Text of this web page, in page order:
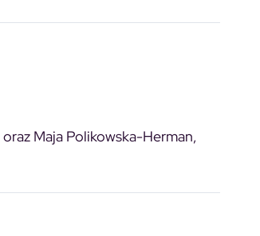
oraz Maja Polikowska-Herman,